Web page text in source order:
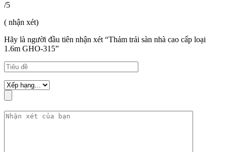
/5
( nhận xét)
Hãy là người đầu tiên nhận xét “Thảm trải sàn nhà cao cấp loại
1.6m GHO-315”